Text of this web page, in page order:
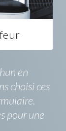
en
choisi ces
pour une